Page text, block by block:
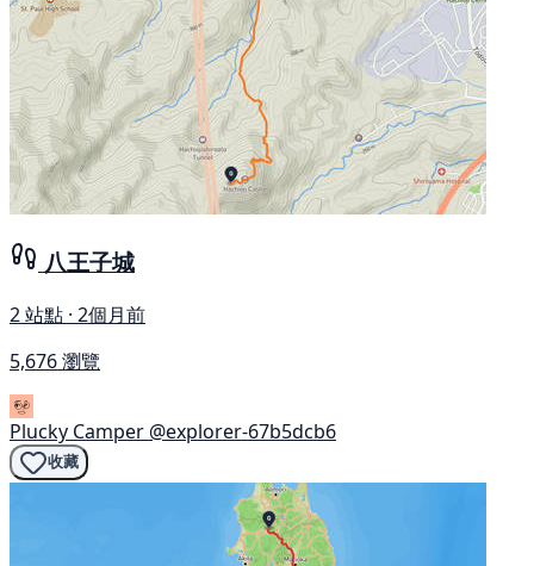
八王子城
2 站點 · 2個月前
5,676 瀏覽
Plucky Camper @explorer-67b5dcb6
收藏